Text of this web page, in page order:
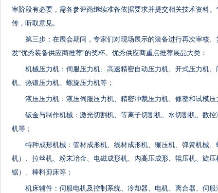
审阶段有必要，需各参评商继续准备依据要求并提交相关技术资料
传，听取意见。
第三步：在展会期间，专家们对现场展示的装备进行再次审核
发“优秀装备供应商推荐”的奖杯。优秀供应商重点推荐展品大类：
机械压力机：伺服压力机、高速精密自动压力机、开式压力机
机、热锻压力机、螺旋压力机等；
液压压力机：液压伺服压力机、精密冲裁压力机、修整和试模
钣金与制作机械：激光切割机、等离子切割机、水切割机、数
机等；
特种成形机械：管材成形机、线材成形机、辗压机、弹簧机械
机）、拉丝机、粉末冶金、电磁成形机、内高压成形、辊压机、旋
锯）、棒料剪床等；
机床辅件：伺服电机及控制系统、冷却器、电机、离合器、伺